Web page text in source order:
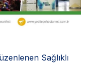
Sağlıklı